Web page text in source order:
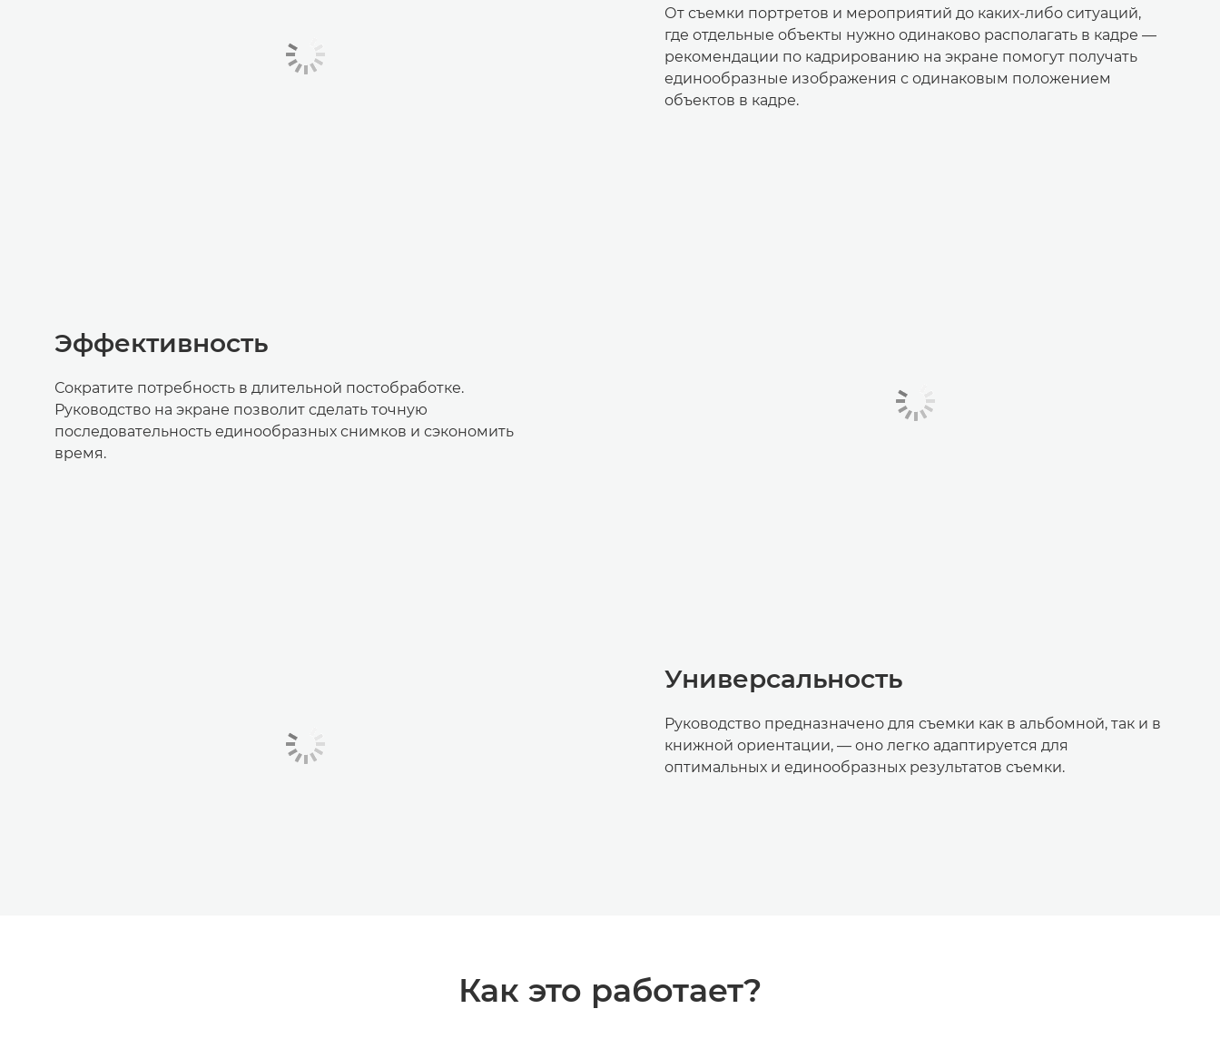
От съемки портретов и мероприятий до каких-либо ситуаций,
где отдельные объекты нужно одинаково располагать в кадре —
рекомендации по кадрированию на экране помогут получать
единообразные изображения с одинаковым положением
объектов в кадре.
Эффективность
Сократите потребность в длительной постобработке.
Руководство на экране позволит сделать точную
последовательность единообразных снимков и сэкономить
время.
Универсальность
Руководство предназначено для съемки как в альбомной, так и в
книжной ориентации, — оно легко адаптируется для
оптимальных и единообразных результатов съемки.
Как это работает?